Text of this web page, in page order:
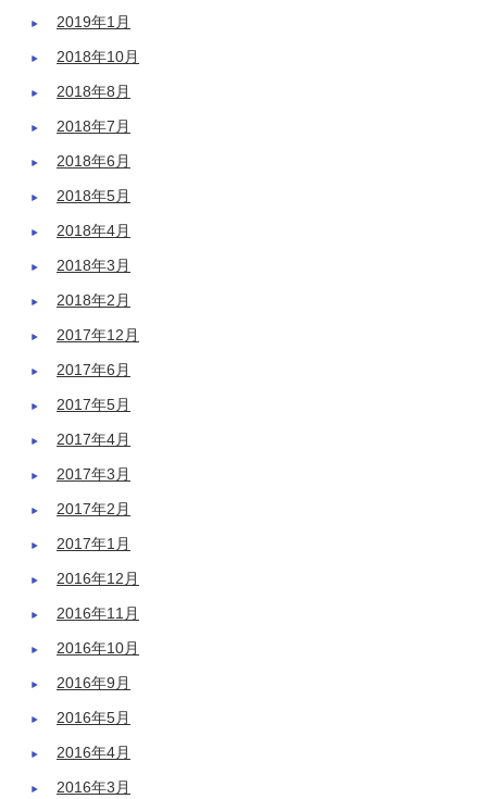
2019年1月
2018年10月
2018年8月
2018年7月
2018年6月
2018年5月
2018年4月
2018年3月
2018年2月
2017年12月
2017年6月
2017年5月
2017年4月
2017年3月
2017年2月
2017年1月
2016年12月
2016年11月
2016年10月
2016年9月
2016年5月
2016年4月
2016年3月